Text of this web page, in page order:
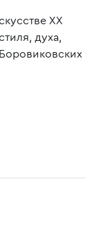
ХХ
духа,